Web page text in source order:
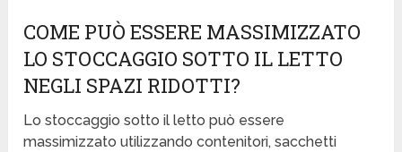
COME PUÒ ESSERE MASSIMIZZATO
LO STOCCAGGIO SOTTO IL LETTO
NEGLI SPAZI RIDOTTI?
Lo stoccaggio sotto il letto può essere
massimizzato utilizzando contenitori, sacchetti